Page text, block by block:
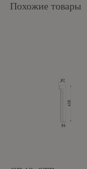
Похожие товары